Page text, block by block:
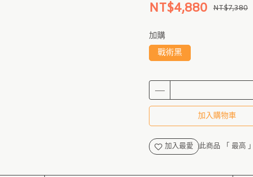
NT$4,880 NT$7,380
加購
戰術黑
加入購物車
加入最愛 此商品 「 最高